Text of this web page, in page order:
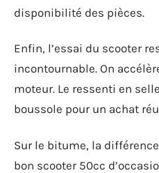
disponibilité des pièces.
Enfin, l’essai du scooter
incontournable. On
moteur. Le ressenti en
boussole pour un achat
Sur le bitume, la
bon scooter 50cc